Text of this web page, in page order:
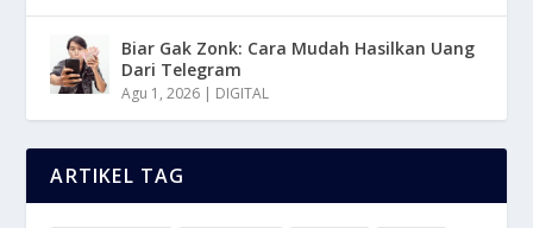
Biar Gak Zonk: Cara Mudah Hasilkan Uang
Dari Telegram
Agu 1, 2026 | DIGITAL
ARTIKEL TAG